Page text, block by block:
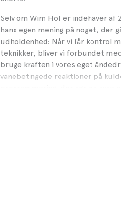
Selv om Wim Hof er indehaver
hans egen mening på noget, der
udholdenhed: Når vi får kontrol
teknikker, bliver vi forbundet
bruge kraften i vores eget
vanebetingede reaktioner på
biologi, opdager vi, at vi kan styre